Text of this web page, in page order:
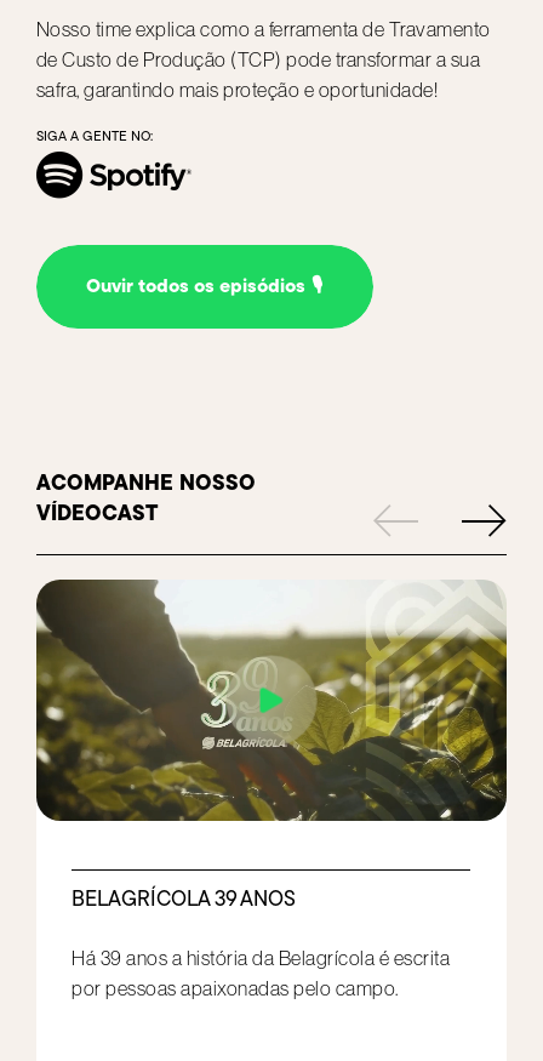
Nosso time explica como a ferramenta de Travamento
de Custo de Produção (TCP) pode transformar a sua
safra, garantindo mais proteção e oportunidade!
SIGA A GENTE NO:
Ouvir todos os episódios 🎙️
ACOMPANHE NOSSO
VÍDEOCAST
BELAGRÍCOLA 39 ANOS
Há 39 anos a história da Belagrícola é escrita
por pessoas apaixonadas pelo campo.